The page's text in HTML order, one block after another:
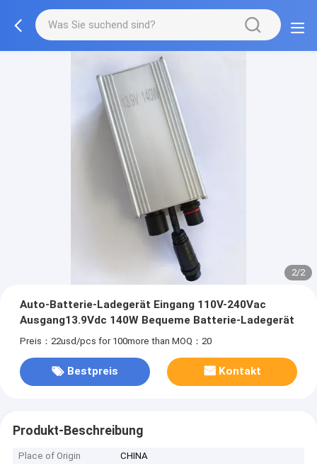
2/2
Auto-Batterie-Ladegerät Eingang 110V-240Vac
Ausgang13.9Vdc 140W Bequeme Batterie-Ladegerät
Preis：22usd/pcs for 100more than MOQ：20
Bestpreis Kontakt
Produkt-Beschreibung
Place of Origin
CHINA